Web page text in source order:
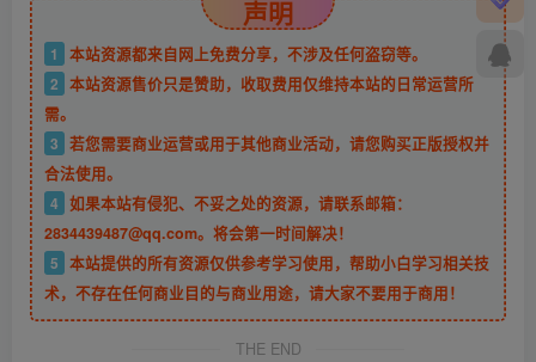
声明
1
本站资源都来自网上免费分享，不涉及任何盗窃等。
2 本站资源售价只是赞助，收取费用仅维持本站的日常运营所
需。
3 若您需要商业运营或用于其他商业活动，请您购买正版授权并
合法使用。
4 如果本站有侵犯、不妥之处的资源，请联系邮箱：
2834439487@qq.com。将会第一时间解决！
5 本站提供的所有资源仅供参考学习使用，帮助小白学习相关技
术，不存在任何商业目的与商业用途，请大家不要用于商用！
THE END